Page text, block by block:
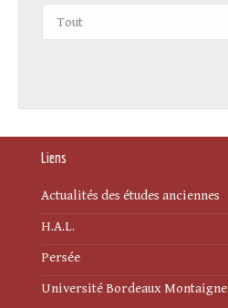
Liens
Actualités des études anciennes
H.A.L.
Persée
Université Bordeaux Montaigne